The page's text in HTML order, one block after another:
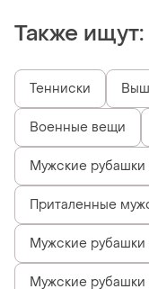
Также ищут:
Тенниски
Военные вещи
Мужские рубашки
Приталенные
Мужские рубашки
Мужские рубашки